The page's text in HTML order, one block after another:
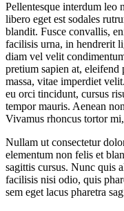
Pellentesque interdum leo
libero eget est sodales
blandit. Fusce convallis,
facilisis urna, in hendrerit
diam vel velit
pretium sapien at,
massa, vitae imperdiet
eu orci tincidunt, cursus
tempor mauris. Aenean
Vivamus rhoncus tortor
Nullam ut consectetur
elementum non felis et
sagittis cursus. Nunc quis
facilisis nisi odio, quis
sem eget lacus pharetra